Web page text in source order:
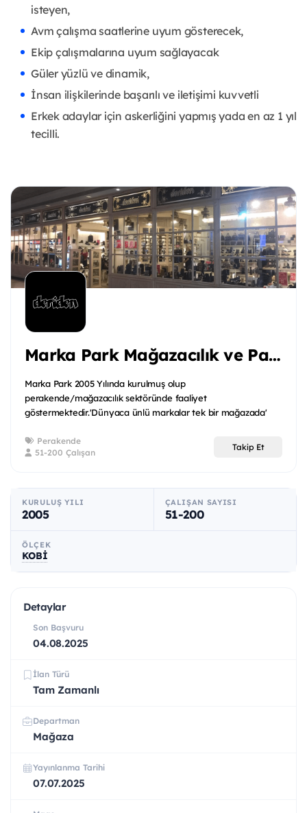
isteyen,
Avm çalışma saatlerine uyum gösterecek,
Ekip çalışmalarına uyum sağlayacak
Güler yüzlü ve dinamik,
İnsan ilişkilerinde başarılı ve iletişimi kuvvetli
Erkek adaylar için askerliğini yapmış yada en az 1 yıl
tecilli.
Marka Park Mağazacılık ve Paz A.ş.
Marka Park 2005 Yılında kurulmuş olup
perakende/mağazacılık sektöründe faaliyet
göstermektedir.'Dünyaca ünlü markalar tek bir mağazada'
Perakende
51-200 Çalışan
Takip Et
KURULUŞ YILI
2005
ÇALIŞAN SAYISI
51-200
ÖLÇEK
KOBİ
Detaylar
Son Başvuru
04.08.2025
İlan Türü
Tam Zamanlı
Departman
Mağaza
Yayınlanma Tarihi
07.07.2025